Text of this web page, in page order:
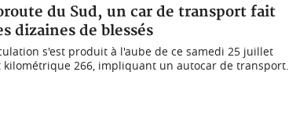
du Sud, un car de transport fait
dizaines de blessés
s'est produit à l'aube de ce samedi 25 juillet
266, impliquant un autocar de transport.